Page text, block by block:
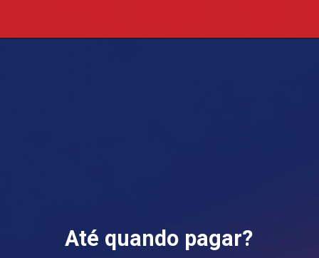
Até quando pagar?